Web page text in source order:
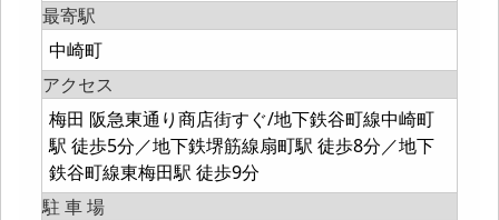
最寄駅
中崎町
アクセス
梅田 阪急東通り商店街すぐ/地下鉄谷町線中崎町
駅 徒歩5分／地下鉄堺筋線扇町駅 徒歩8分／地下
鉄谷町線東梅田駅 徒歩9分
駐 車 場